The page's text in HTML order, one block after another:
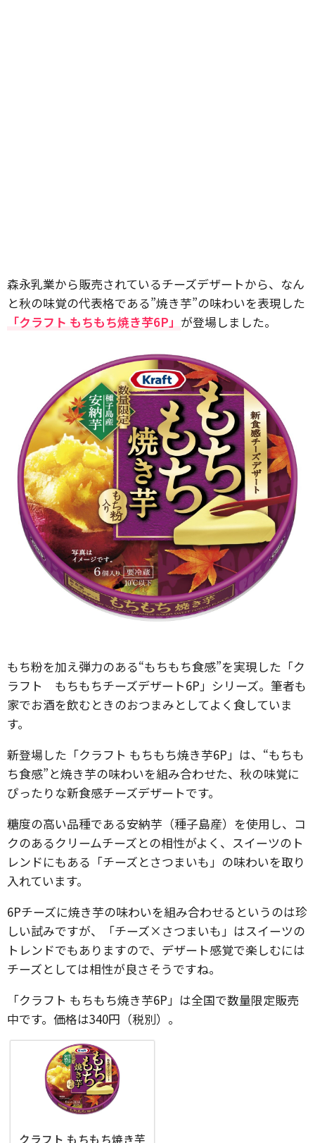
森永乳業から販売されているチーズデザートから、なん
と秋の味覚の代表格である”焼き芋”の味わいを表現した
「クラフト もちもち焼き芋6P」 が登場しました。
もち粉を加え弾力のある“もちもち食感”を実現した「ク
ラフト もちもちチーズデザート6P」シリーズ。筆者も
家でお酒を飲むときのおつまみとしてよく食していま
す。
新登場した「クラフト もちもち焼き芋6P」は、“もちも
ち食感”と焼き芋の味わいを組み合わせた、秋の味覚に
ぴったりな新食感チーズデザートです。
糖度の高い品種である安納芋（種子島産）を使用し、コ
クのあるクリームチーズとの相性がよく、スイーツのト
レンドにもある「チーズとさつまいも」の味わいを取り
入れています。
6Pチーズに焼き芋の味わいを組み合わせるというのは珍
しい試みですが、「チーズ×さつまいも」はスイーツの
トレンドでもありますので、デザート感覚で楽しむには
チーズとしては相性が良さそうですね。
「クラフト もちもち焼き芋6P」は全国で数量限定販売
中です。価格は340円（税別）。
クラフト もちもち焼き芋